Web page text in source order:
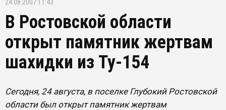
24.08.2007 11:43
В Ростовской области
открыт памятник жертвам
шахидки из Ту-154
Сегодня, 24 августа, в поселке Глубокий Ростовской
области был открыт памятник жертвам